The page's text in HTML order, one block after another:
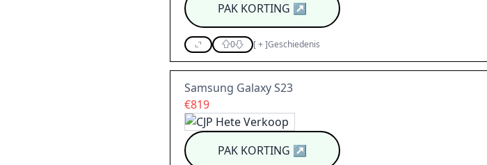
PAK KORTING ↗
0 [+]Geschiedenis
Samsung Galaxy S23
€819
PAK KORTING ↗